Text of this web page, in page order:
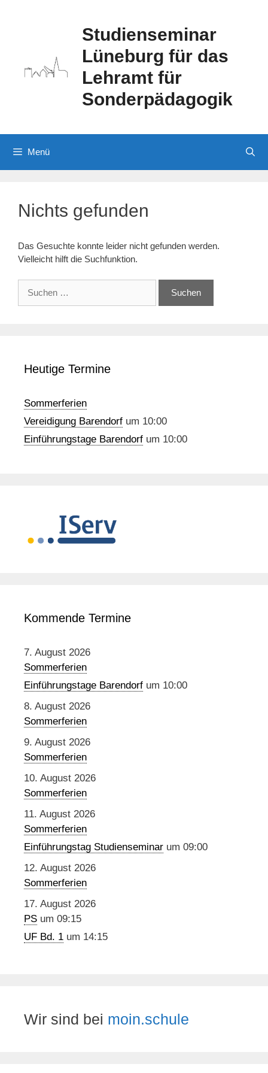
Studienseminar
Lüneburg für das
Lehramt für
Sonderpädagogik
Menü
Nichts gefunden
Das Gesuchte konnte leider nicht gefunden werden.
Vielleicht hilft die Suchfunktion.
nach:
Heutige Termine
Sommerferien
Vereidigung Barendorf um 10:00
Einführungstage Barendorf um 10:00
Kommende Termine
7. August 2026
Sommerferien
Einführungstage Barendorf um 10:00
8. August 2026
Sommerferien
9. August 2026
Sommerferien
10. August 2026
Sommerferien
11. August 2026
Sommerferien
Einführungstag Studienseminar um 09:00
12. August 2026
Sommerferien
17. August 2026
PS um 09:15
UF Bd. 1 um 14:15
Wir sind bei moin.schule